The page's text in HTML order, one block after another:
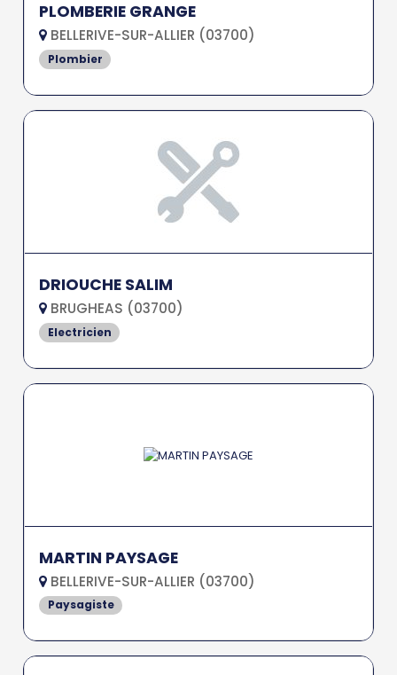
PLOMBERIE GRANGE
BELLERIVE-SUR-ALLIER (03700)
Plombier
DRIOUCHE SALIM
BRUGHEAS (03700)
Electricien
MARTIN PAYSAGE
BELLERIVE-SUR-ALLIER (03700)
Paysagiste